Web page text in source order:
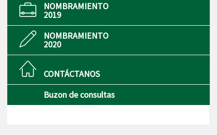
NOMBRAMIENTO
2019
NOMBRAMIENTO
2020
CONTÁCTANOS
Buzon de consultas